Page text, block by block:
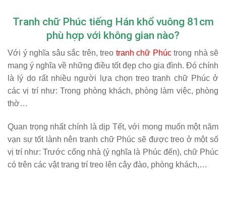
Tranh chữ Phúc tiếng Hán khổ vuông 81cm
phù hợp với không gian nào?
Với ý nghĩa sâu sắc trên, treo tranh chữ Phúctrong nhà sẽ
mang ý nghĩa về những điều tốt đẹp cho gia đình. Đó chính
là lý do rất nhiều người lựa chọn treo tranh chữ Phúc ở
các vị trí như: Trong phòng khách, phòng làm việc, phòng
thờ…
Quan trọng nhất chính là dịp Tết, với mong muốn một năm
vạn sự tốt lành nên tranh chữ Phúc sẽ được treo ở một số
vị trí như: Trước cổng nhà (ý nghĩa là Phúc đến), chữ Phúc
có trên các vật trang trí treo lên cây đào, phòng khách,…